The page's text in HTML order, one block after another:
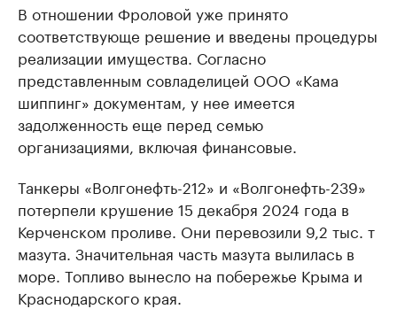
В отношении Фроловой уже принято
соответствующе решение и введены процедуры
реализации имущества. Согласно
представленным совладелицей ООО «Кама
шиппинг» документам, у нее имеется
задолженность еще перед семью
организациями, включая финансовые.
Танкеры «Волгонефть-212» и «Волгонефть-239»
потерпели крушение 15 декабря 2024 года в
Керченском проливе. Они перевозили 9,2 тыс. т
мазута. Значительная часть мазута вылилась в
море. Топливо вынесло на побережье Крыма и
Краснодарского края.